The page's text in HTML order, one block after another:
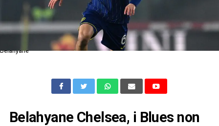
Belahyane
Belahyane Chelsea, i Blues non